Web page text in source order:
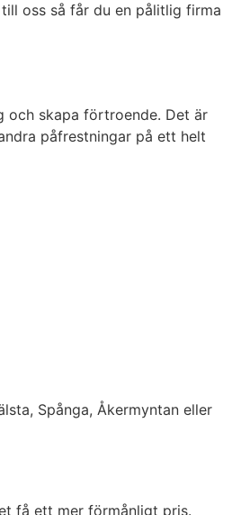
oss så får du en pålitlig firma
och skapa förtroende. Det är
påfrestningar på ett helt
Spånga, Åkermyntan eller
få ett mer förmånligt pris.